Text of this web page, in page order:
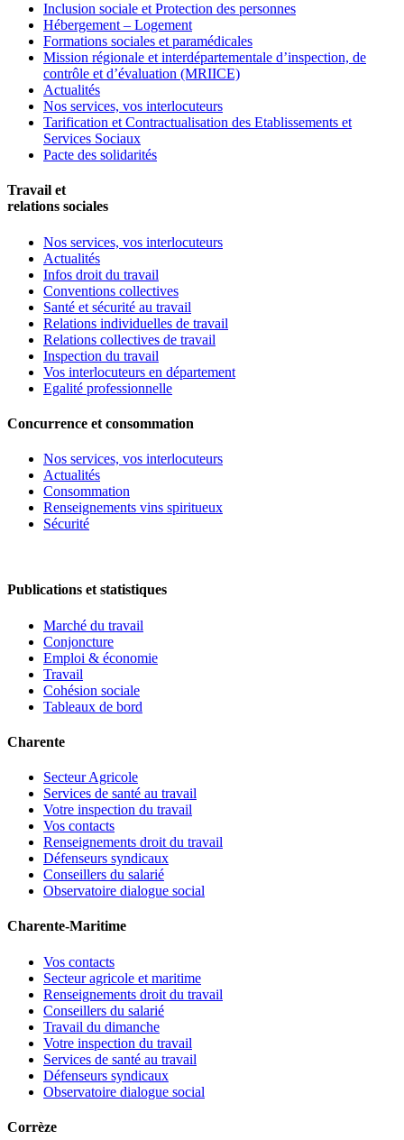
Inclusion sociale et Protection des personnes
Hébergement – Logement
Formations sociales et paramédicales
Mission régionale et interdépartementale d’inspection, de
contrôle et d’évaluation (MRIICE)
Actualités
Nos services, vos interlocuteurs
Tarification et Contractualisation des Etablissements et
Services Sociaux
Pacte des solidarités
Travail et
relations sociales
Nos services, vos interlocuteurs
Actualités
Infos droit du travail
Conventions collectives
Santé et sécurité au travail
Relations individuelles de travail
Relations collectives de travail
Inspection du travail
Vos interlocuteurs en département
Egalité professionnelle
Concurrence et consommation
Nos services, vos interlocuteurs
Actualités
Consommation
Renseignements vins spiritueux
Sécurité
Publications et statistiques
Marché du travail
Conjoncture
Emploi & économie
Travail
Cohésion sociale
Tableaux de bord
Charente
Secteur Agricole
Services de santé au travail
Votre inspection du travail
Vos contacts
Renseignements droit du travail
Défenseurs syndicaux
Conseillers du salarié
Observatoire dialogue social
Charente-Maritime
Vos contacts
Secteur agricole et maritime
Renseignements droit du travail
Conseillers du salarié
Travail du dimanche
Votre inspection du travail
Services de santé au travail
Défenseurs syndicaux
Observatoire dialogue social
Corrèze